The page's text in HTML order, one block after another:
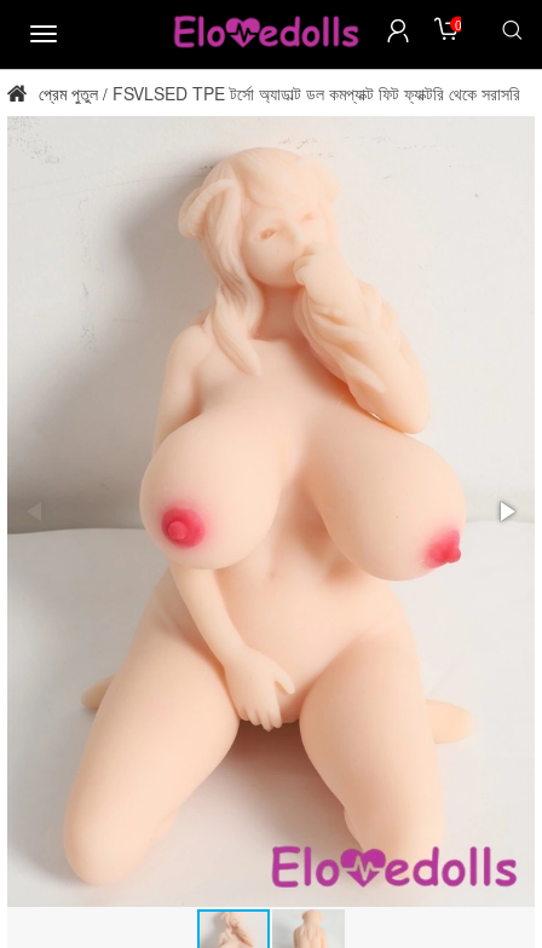
মেনু
0
প্রেম পুতুল / FSVLSED TPE টর্সো অ্যাডাল্ট ডল কমপ্যাক্ট ফিট ফ্যাক্টরি থেকে সরাসরি